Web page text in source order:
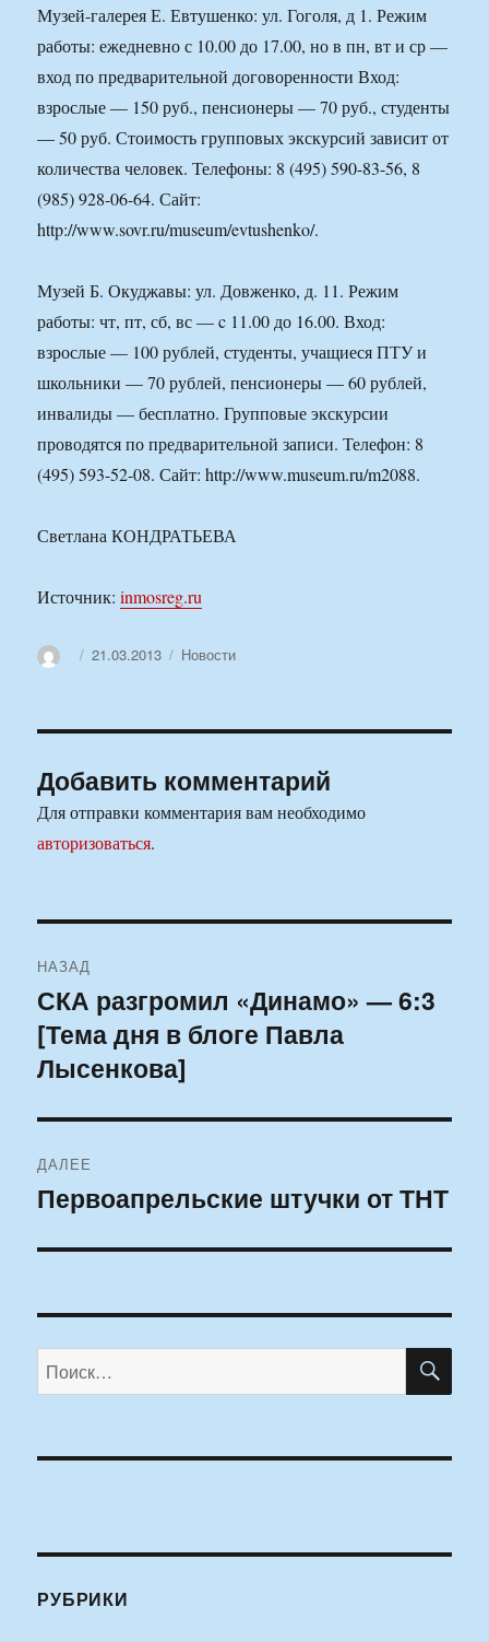
Музей-галерея Е. Евтушенко: ул. Гоголя, д 1. Режим
работы: ежедневно с 10.00 до 17.00, но в пн, вт и ср —
вход по предварительной договоренности Вход:
взрослые — 150 руб., пенсионеры — 70 руб., студенты
— 50 руб. Стоимость групповых экскурсий зависит от
количества человек. Телефоны: 8 (495) 590-83-56, 8
(985) 928-06-64. Сайт:
http://www.sovr.ru/museum/evtushenko/.
Музей Б. Окуджавы: ул. Довженко, д. 11. Режим
работы: чт, пт, сб, вс — c 11.00 до 16.00. Вход:
взрослые — 100 рублей, студенты, учащиеся ПТУ и
школьники — 70 рублей, пенсионеры — 60 рублей,
инвалиды — бесплатно. Групповые экскурсии
проводятся по предварительной записи. Телефон: 8
(495) 593-52-08. Сайт: http://www.museum.ru/m2088.
Светлана КОНДРАТЬЕВА
Источник:inmosreg.ru
АвторОпубликовано
21.03.2013 Рубрики
Новости
Добавить комментарий
Для отправки комментария вам необходимо
авторизоваться.
по
записям
НАЗАД
Предыдущая
запись:
СКА разгромил «Динамо» — 6:3
[Тема дня в блоге Павла
Лысенкова]
ДАЛЕЕ
Следующая
Первоапрельские штучки от ТНТ
Искать:
РУБРИКИ